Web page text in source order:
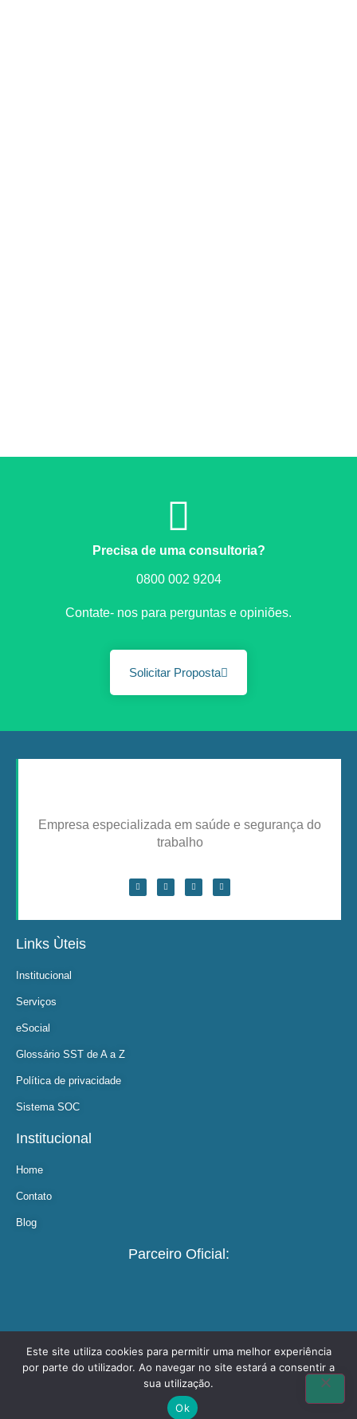
Precisa de uma consultoria?
0800 002 9204
Contate- nos para perguntas e opiniões.
Solicitar Proposta
Empresa especializada em saúde e segurança do
trabalho
Links Ùteis
Institucional
Serviços
eSocial
Glossário SST de A a Z
Política de privacidade
Sistema SOC
Institucional
Home
Contato
Blog
Parceiro Oficial:
©copyright 2021 AMG Saúde
by Agência Pulse SST
Este site utiliza cookies para permitir uma melhor experiência
por parte do utilizador. Ao navegar no site estará a consentir a
sua utilização.
Ok